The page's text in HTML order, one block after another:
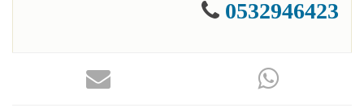
0532946423